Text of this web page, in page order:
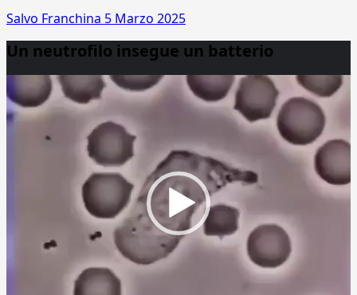
Salvo Franchina 5 Marzo 2025
Un neutrofilo insegue un batterio
Player